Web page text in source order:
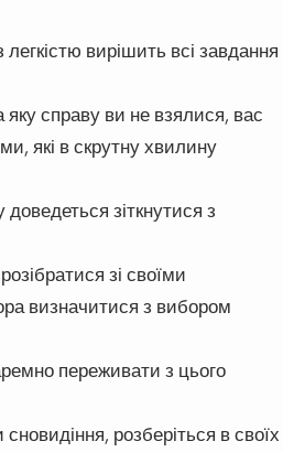
вирішить всі завдання
справу ви не взялися, вас
які в скрутну хвилину
зіткнутися з
зі своїми
визначитися з вибором
переживати з цього
розберіться в своїх